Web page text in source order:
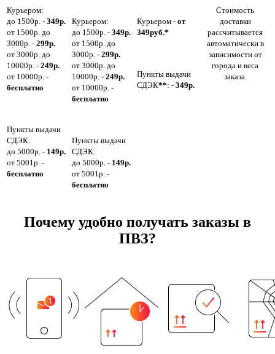
Курьером:
до 1500р. - 349р.
от 1500р. до
3000р. - 299р.
от 3000р. до
10000р. - 249р.
от 10000р. -
бесплатно
Пункты выдачи
СДЭК:
до 5000р. - 149р.
от 5001р. -
бесплатно
Курьером:
до 1500р. - 349р.
от 1500р. до
3000р. - 299р.
от 3000р. до
10000р. - 249р.
от 10000р. -
бесплатно
Пункты выдачи
СДЭК:
до 5000р. - 149р.
от 5001р. -
бесплатно
Курьером - от
349руб.*
Пункты выдачи
СДЭК**: - 349р.
Стоимость
доставки
рассчитывается
автоматически в
зависимости от
города и веса
заказа.
Почему удобно получать заказы в
ПВЗ?